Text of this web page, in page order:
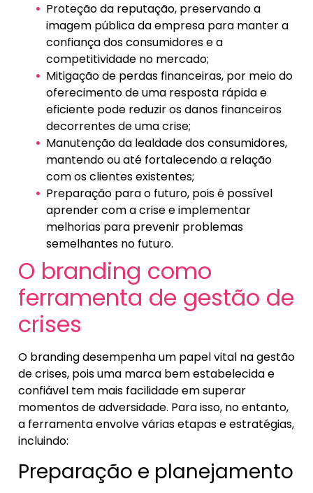
Proteção da reputação, preservando a
imagem pública da empresa para manter a
confiança dos consumidores e a
competitividade no mercado;
Mitigação de perdas financeiras, por meio do
oferecimento de uma resposta rápida e
eficiente pode reduzir os danos financeiros
decorrentes de uma crise;
Manutenção da lealdade dos consumidores,
mantendo ou até fortalecendo a relação
com os clientes existentes;
Preparação para o futuro, pois é possível
aprender com a crise e implementar
melhorias para prevenir problemas
semelhantes no futuro.
O branding como
ferramenta de gestão de
crises
O branding desempenha um papel vital na gestão
de crises, pois uma marca bem estabelecida e
confiável tem mais facilidade em superar
momentos de adversidade. Para isso, no entanto,
a ferramenta envolve várias etapas e estratégias,
incluindo:
Preparação e planejamento